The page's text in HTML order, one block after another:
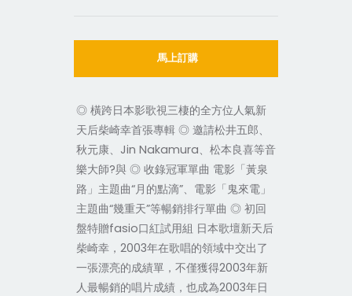
馬上訂購
◎ 橫跨日本影歌視三棲的全方位人氣新
天后柴崎幸首張專輯 ◎ 邀請松井五郎、
秋元康、Jin Nakamura、松本良喜等音
樂大師?與 ◎ 收錄冠軍單曲 電影「黃泉
路」主題曲“月的點滴”、電影「鬼來電」
主題曲“幾重天”等暢銷排行單曲 ◎ 初回
盤特贈fasio口紅試用組 日本歌壇新天后
柴崎幸，2003年在歌唱的領域中交出了
一張漂亮的成績單，不僅獲得2003年新
人最暢銷的唱片成績，也成為2003年日